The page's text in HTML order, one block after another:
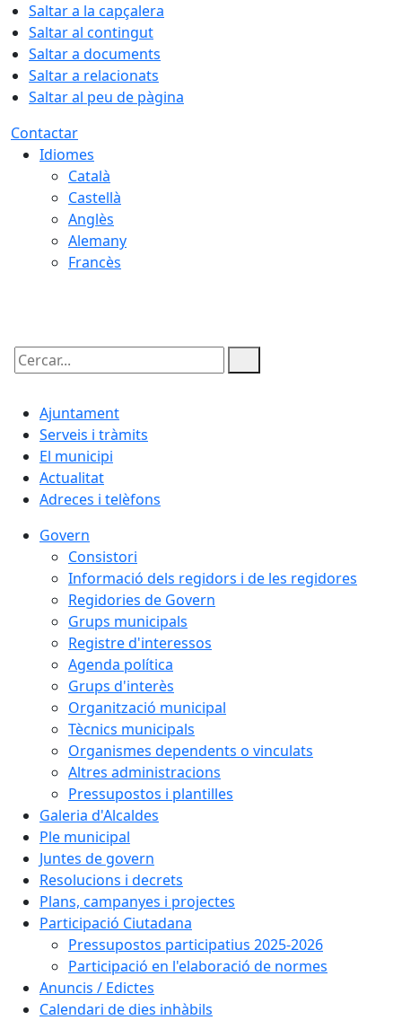
Saltar a la capçalera
Saltar al contingut
Saltar a documents
Saltar a relacionats
Saltar al peu de pàgina
Contactar
Idiomes
Català
Castellà
Anglès
Alemany
Francès
Cercar:
Ajuntament
Serveis i tràmits
El municipi
Actualitat
Adreces i telèfons
Govern
Consistori
Informació dels regidors i de les regidores
Regidories de Govern
Grups municipals
Registre d'interessos
Agenda política
Grups d'interès
Organització municipal
Tècnics municipals
Organismes dependents o vinculats
Altres administracions
Pressupostos i plantilles
Galeria d'Alcaldes
Ple municipal
Juntes de govern
Resolucions i decrets
Plans, campanyes i projectes
Participació Ciutadana
Pressupostos participatius 2025-2026
Participació en l'elaboració de normes
Anuncis / Edictes
Calendari de dies inhàbils